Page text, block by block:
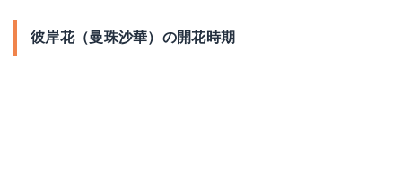
彼岸花（曼珠沙華）の開花時期